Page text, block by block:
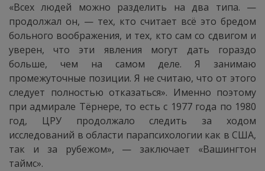
«Всех людей можно разделить на два типа. —
продолжал он, — тех, кто считает всё это бредом
больного воображения, и тех, кто сам со сдвигом и
уверен, что эти явления могут дать гораздо
больше, чем на самом деле. Я занимаю
промежуточные позиции. Я не считаю, что от этого
следует полностью отказаться». Именно поэтому
при адмирале Тёрнере, то есть с 1977 года по 1980
год, ЦРУ продолжало следить за ходом
исследований в области парапсихологии как в США,
так и за рубежом», — заключает «Вашингтон
таймс».